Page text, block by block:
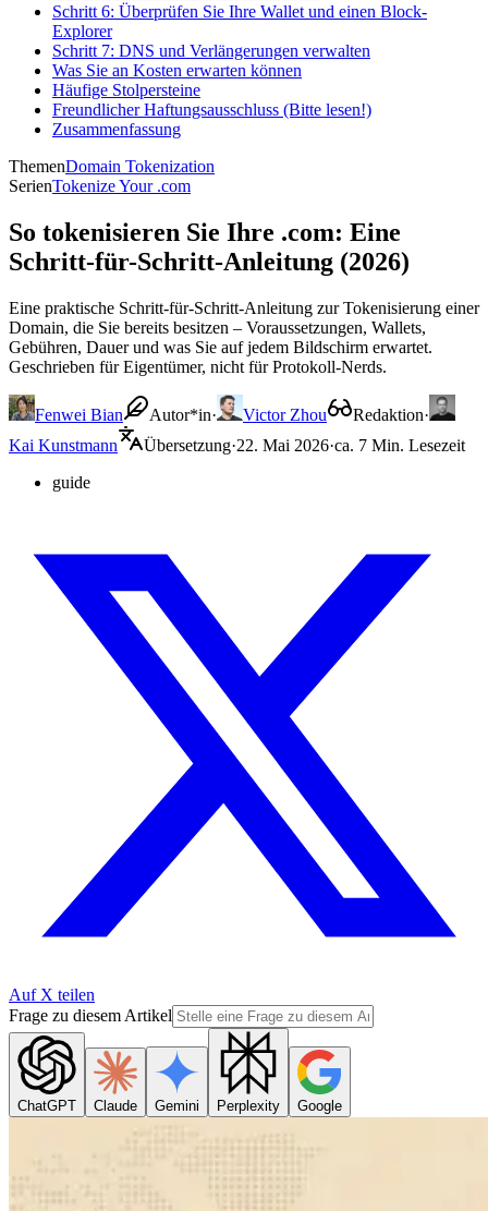
Schritt 6: Überprüfen Sie Ihre Wallet und einen Block-
Explorer
Schritt 7: DNS und Verlängerungen verwalten
Was Sie an Kosten erwarten können
Häufige Stolpersteine
Freundlicher Haftungsausschluss (Bitte lesen!)
Zusammenfassung
ThemenDomain Tokenization
SerienTokenize Your .com
So tokenisieren Sie Ihre .com: Eine
Schritt-für-Schritt-Anleitung (2026)
Eine praktische Schritt-für-Schritt-Anleitung zur Tokenisierung einer
Domain, die Sie bereits besitzen – Voraussetzungen, Wallets,
Gebühren, Dauer und was Sie auf jedem Bildschirm erwartet.
Geschrieben für Eigentümer, nicht für Protokoll-Nerds.
Fenwei Bian Autor*in· Victor Zhou Redaktion·
Kai Kunstmann
Übersetzung·22. Mai 2026·ca. 7 Min. Lesezeit
guide
Auf X teilen
Frage zu diesem Artikel
ChatGPT Claude Gemini Perplexity Google